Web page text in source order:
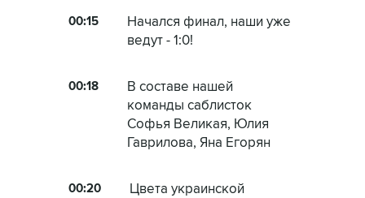
00:15
Начался финал, наши уже
ведут - 1:0!
00:18
В составе нашей
команды саблисток
Софья Великая, Юлия
Гаврилова, Яна Егорян
00:20
Цвета украинской